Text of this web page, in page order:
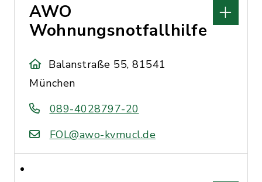
AWO
Wohnungsnotfallhilfe
Balanstraße 55, 81541
München
089-4028797-20
FOL@awo-kvmucl.de